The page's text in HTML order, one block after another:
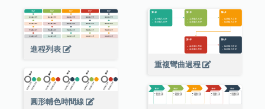
進程列表
重複彎曲過程
圓形輔色時間線